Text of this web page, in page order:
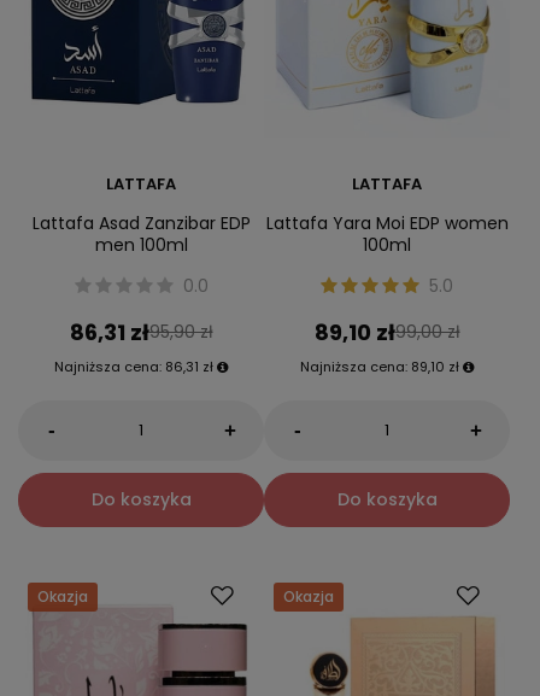
LATTAFA
Lattafa Asad Zanzibar EDP
men 100ml
0.0
86,31 zł95,90 zł
Najniższa cena: 86,31 zł
- +
Do koszyka
LATTAFA
Lattafa Yara Moi EDP women
100ml
5.0
89,10 zł99,00 zł
Najniższa cena: 89,10 zł
- +
Do koszyka
Okazja Okazja